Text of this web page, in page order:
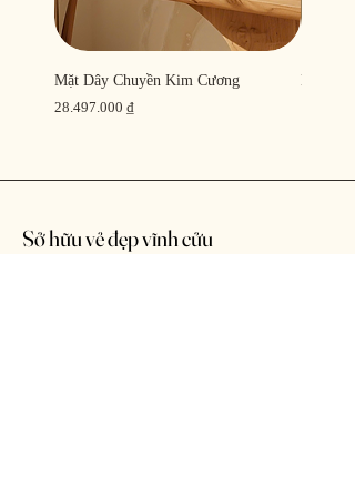
Mặt Dây Chuyền Kim Cương
Giá
28.497.000 ₫
Mặt
Sở hữu vẻ đẹp vĩnh cửu